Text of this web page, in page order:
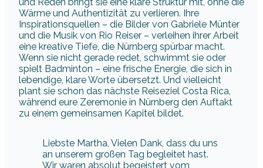
Wärme und Authentizität zu verlieren. Ihre
Inspirationsquellen – die Bilder von Gabriele Münter
und die Musik von Rio Reiser – verleihen ihrer Arbeit
eine kreative Tiefe, die Nürnberg spürbar macht.
Wenn sie nicht gerade redet, schwimmt sie oder
spielt Badminton – eine frische Energie, die sich in
lebendige, klare Worte übersetzt. Und vielleicht
plant sie schon das nächste Reiseziel Costa Rica,
während eure Zeremonie in Nürnberg den Auftakt
zu einem gemeinsamen Kapitel bildet.
Liebste Martha, Vielen Dank, dass du uns
an unserem großen Tag begleitet hast.
Wir waren absolut begeistert vom